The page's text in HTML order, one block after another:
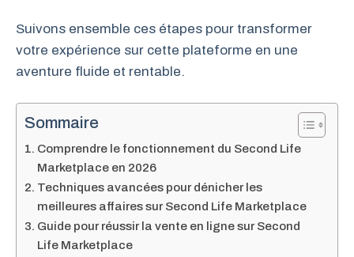
Suivons ensemble ces étapes pour transformer
votre expérience sur cette plateforme en une
aventure fluide et rentable.
Sommaire
Comprendre le fonctionnement du Second Life
Marketplace en 2026
Techniques avancées pour dénicher les
meilleures affaires sur Second Life Marketplace
Guide pour réussir la vente en ligne sur Second
Life Marketplace